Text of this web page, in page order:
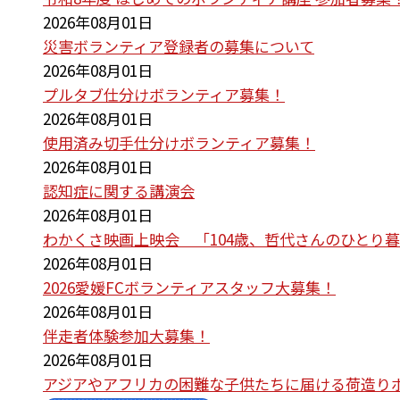
2026年08月01日
災害ボランティア登録者の募集について
2026年08月01日
プルタブ仕分けボランティア募集！
2026年08月01日
使用済み切手仕分けボランティア募集！
2026年08月01日
認知症に関する講演会
2026年08月01日
わかくさ映画上映会 「104歳、哲代さんのひとり暮
2026年08月01日
2026愛媛FCボランティアスタッフ大募集！
2026年08月01日
伴走者体験参加大募集！
2026年08月01日
アジアやアフリカの困難な子供たちに届ける荷造り